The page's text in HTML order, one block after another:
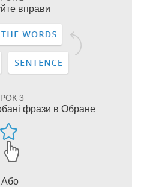
вправи
3
фрази в Обране
Або